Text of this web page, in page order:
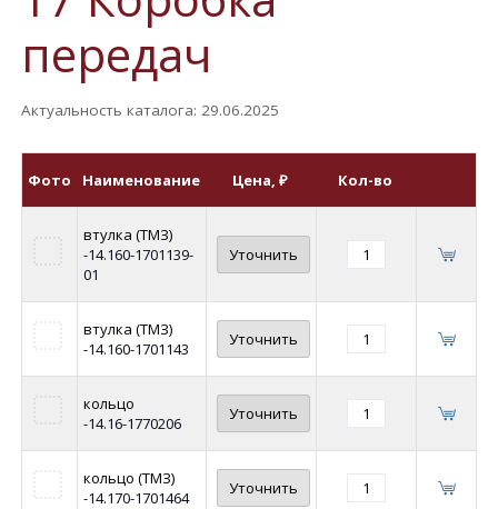
передач
Актуальность каталога: 29.06.2025
Фото Наименование Цена, ₽ Кол-во
втулка (ТМЗ)
-14.160-1701139-
01
Уточнить
втулка (ТМЗ)
-14.160-1701143
Уточнить
кольцо
-14.16-1770206
Уточнить
кольцо (ТМЗ)
-14.170-1701464
Уточнить